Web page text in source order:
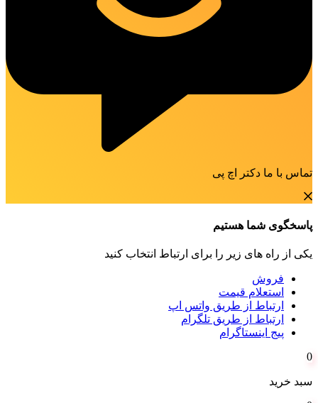
تماس با ما دکتر اچ پی
پاسخگوی شما هستیم
یکی از راه های زیر را برای ارتباط انتخاب کنید
فروش
استعلام قیمت
ارتباط از طریق واتس اپ
ارتباط از طریق تلگرام
پیج اینستاگرام
0
سبد خرید